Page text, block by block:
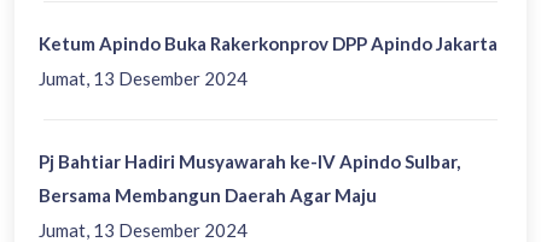
Jumat, 13 Desember 2024
Ketum Apindo Buka Rakerkonprov DPP Apindo Jakarta
Jumat, 13 Desember 2024
Pj Bahtiar Hadiri Musyawarah ke-IV Apindo Sulbar,
Bersama Membangun Daerah Agar Maju